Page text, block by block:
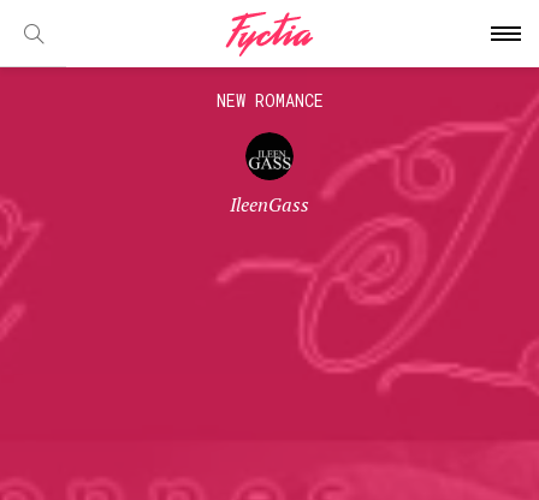
NEW ROMANCE
IleenGass